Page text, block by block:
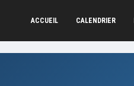
ACCUEIL CALENDRIER